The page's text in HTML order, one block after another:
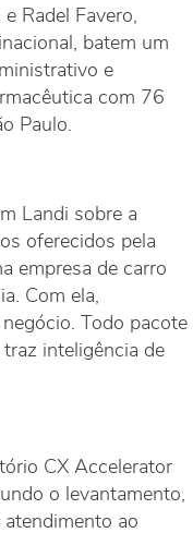
Radel Favero,
batem um
e
com 76
Paulo.
Landi sobre a
oferecidos pela
empresa de carro
Com ela,
Todo pacote
traz inteligência de
CX Accelerator
o levantamento,
ao